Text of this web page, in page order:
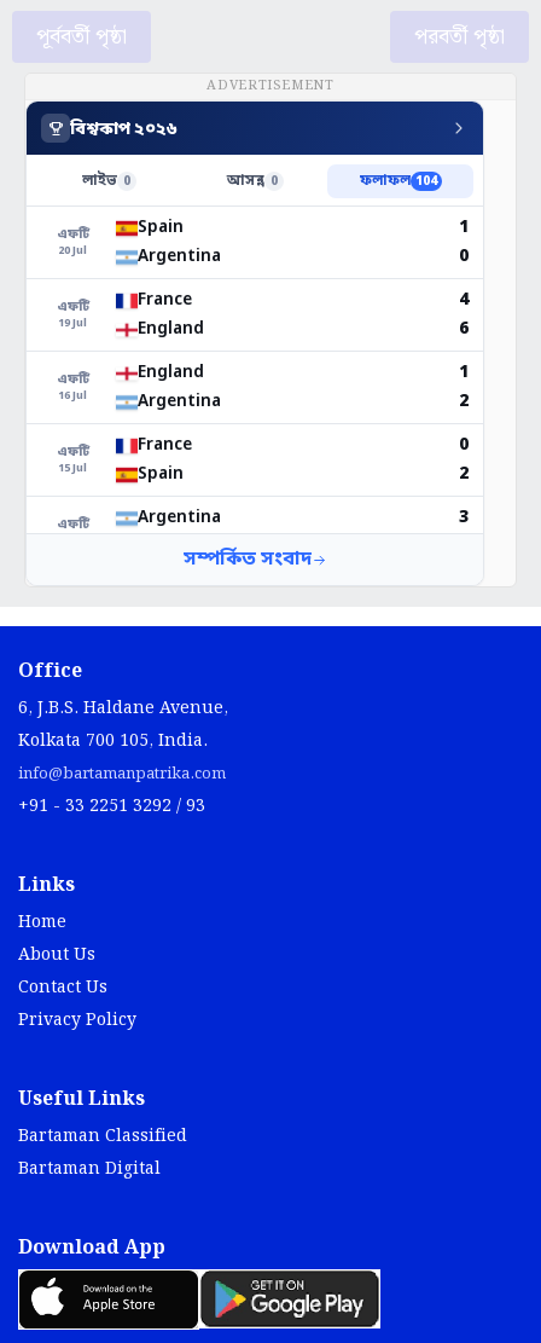
পূর্ববর্তী পৃষ্ঠা পরবর্তী পৃষ্ঠা
ADVERTISEMENT
Office
6, J.B.S. Haldane Avenue,
Kolkata 700 105, India.
info@bartamanpatrika.com
+91 - 33 2251 3292 / 93
Links
Home
About Us
Contact Us
Privacy Policy
Useful Links
Bartaman Classified
Bartaman Digital
Download App